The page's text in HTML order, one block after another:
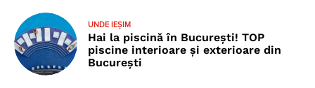
UNDE IEȘIM
Hai la piscină în București! TOP
piscine interioare și exterioare din
București